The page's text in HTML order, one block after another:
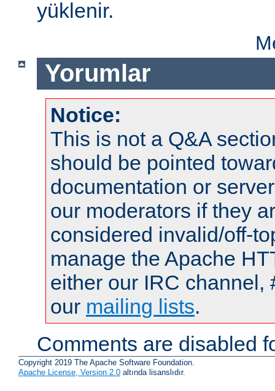
yüklenir.
Yorumlar
Notice:
This is not a Q&A
should be pointed
documentation or
our moderators if they
considered invalid/off-
manage the Apache
either our IRC channel,
our mailing lists.
Comments are disabled
Copyright 2019 The Apache Software Foundation.
Apache License, Version 2.0 altında lisanslıdır.